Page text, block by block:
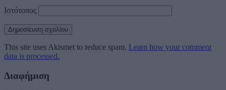
Ιστότοπος
This site uses Akismet to reduce spam. Learn how your comment
data is processed.
Διαφήμιση